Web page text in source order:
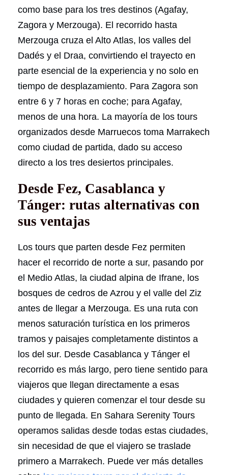
como base para los tres destinos (Agafay,
Zagora y Merzouga). El recorrido hasta
Merzouga cruza el Alto Atlas, los valles del
Dadés y el Draa, convirtiendo el trayecto en
parte esencial de la experiencia y no solo en
tiempo de desplazamiento. Para Zagora son
entre 6 y 7 horas en coche; para Agafay,
menos de una hora. La mayoría de los tours
organizados desde Marruecos toma Marrakech
como ciudad de partida, dado su acceso
directo a los tres desiertos principales.
Desde Fez, Casablanca y
Tánger: rutas alternativas con
sus ventajas
Los tours que parten desde Fez permiten
hacer el recorrido de norte a sur, pasando por
el Medio Atlas, la ciudad alpina de Ifrane, los
bosques de cedros de Azrou y el valle del Ziz
antes de llegar a Merzouga. Es una ruta con
menos saturación turística en los primeros
tramos y paisajes completamente distintos a
los del sur. Desde Casablanca y Tánger el
recorrido es más largo, pero tiene sentido para
viajeros que llegan directamente a esas
ciudades y quieren comenzar el tour desde su
punto de llegada. En Sahara Serenity Tours
operamos salidas desde todas estas ciudades,
sin necesidad de que el viajero se traslade
primero a Marrakech. Puede ver más detalles